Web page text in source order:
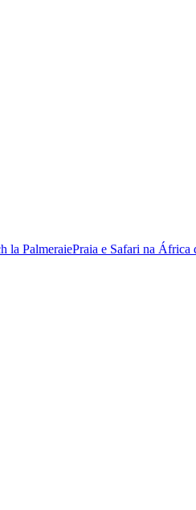
la PalmeraiePraia e Safari na África